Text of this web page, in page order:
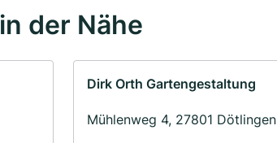
der Nähe
Dirk Orth Gartengestaltung
Mühlenweg 4, 27801 Dötlingen